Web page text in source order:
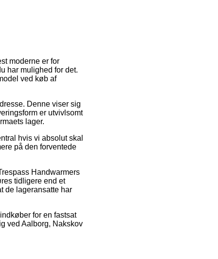
moderne er for
har mulighed for det.
ved køb af
Denne viser sig
er utvivlsomt
lager.
hvis vi absolut skal
på den forventede
Handwarmers
tidligere end et
de lageransatte har
for en fastsat
ved Aalborg, Nakskov